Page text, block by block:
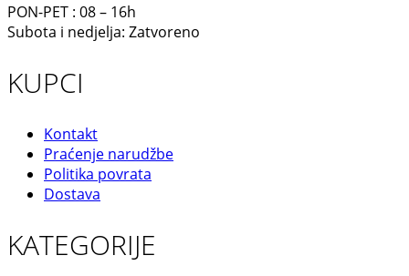
PON-PET : 08 – 16h
Subota i nedjelja: Zatvoreno
KUPCI
Kontakt
Praćenje narudžbe
Politika povrata
Dostava
KATEGORIJE